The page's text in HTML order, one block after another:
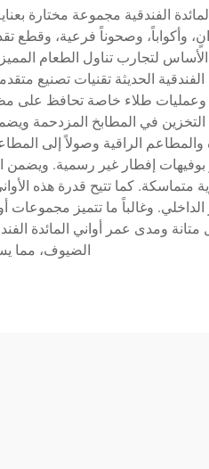
الفندقية مجموعة مختارة
وأكواباً، وصحوناً فرعية،
الأساس لتجارب تناول الطعام
الحديثة تقنيات تصنيع
وعمليات طلاء خاصة تحافظ على
في المطابخ المزدحمة
والمطاعم الراقية وصولاً إلى
إفطار غير رسمية. ويضمن
متماسكة. كما تتيح قدرة هذه
وغالباً ما تتميز مجموعات
ومدى عمر أواني المائدة
الضيوف، مما